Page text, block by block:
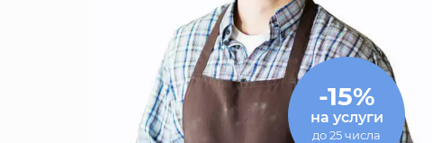
-15%
на услуги
до 25 числа